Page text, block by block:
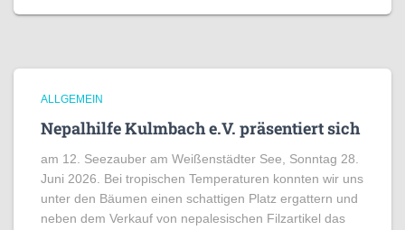
ALLGEMEIN
Nepalhilfe Kulmbach e.V. präsentiert sich
am 12. Seezauber am Weißenstädter See, Sonntag 28.
Juni 2026. Bei tropischen Temperaturen konnten wir uns
unter den Bäumen einen schattigen Platz ergattern und
neben dem Verkauf von nepalesischen Filzartikel das